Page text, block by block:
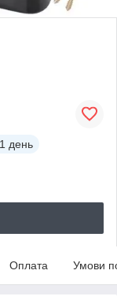
день
Оплата Умови